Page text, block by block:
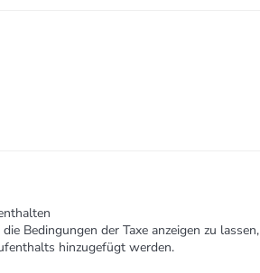
die Bedingungen der Taxe anzeigen zu lassen,
hinzugefügt werden.